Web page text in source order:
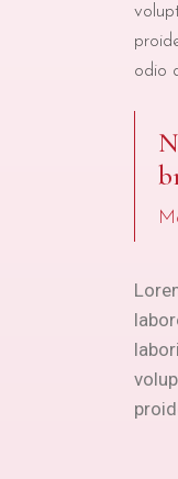
odio